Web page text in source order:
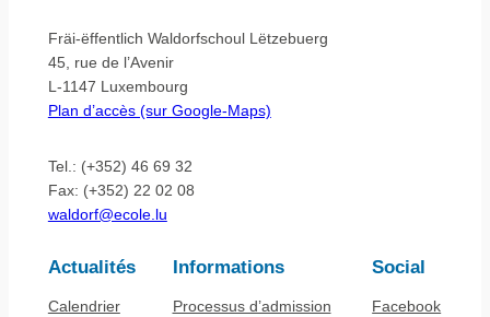
Fräi-ëffentlich Waldorfschoul Lëtzebuerg
45, rue de l’Avenir
L-1147 Luxembourg
Plan d’accès (sur Google-Maps)
Tel.: (+352) 46 69 32
Fax: (+352) 22 02 08
waldorf@ecole.lu
Actualités
Calendrier
Informations
Processus d’admission
Social
Facebook